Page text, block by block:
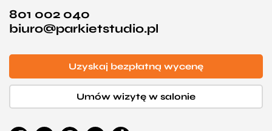
801 002 040
biuro@parkietstudio.pl
Uzyskaj bezpłatną wycenę
Umów wizytę w salonie